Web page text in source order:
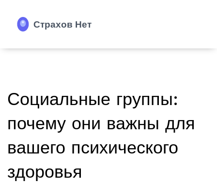
Социальные группы:
почему они важны для
вашего психического
здоровья